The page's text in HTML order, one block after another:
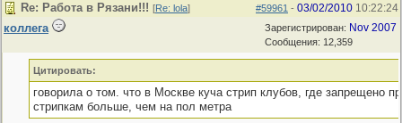
#59961 - 03/02/2010 10:22:24
Re: Работа в Рязани!!! [Re: lola]
Зарегистрирован: Nov 2007
Сообщения: 12,359
коллега
Цитировать:
говорила о том. что в Москве куча стрип клубов, где запрещено
стрипкам больше, чем на пол метра